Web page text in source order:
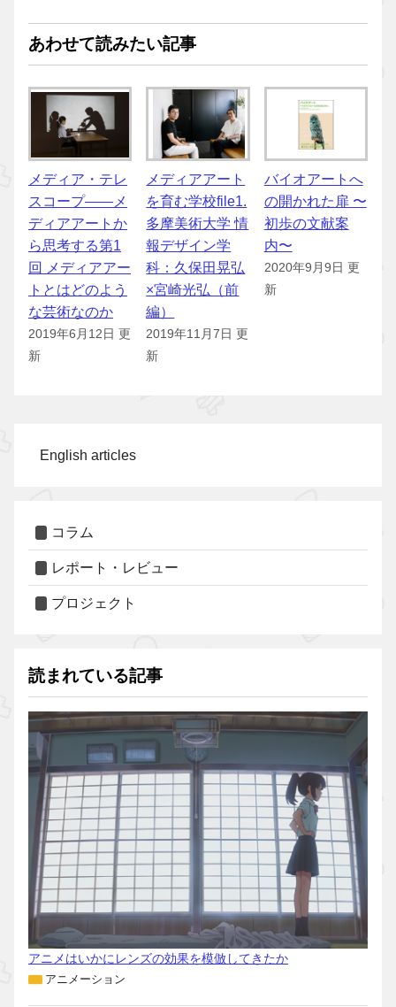
あわせて読みたい記事
メディア・テレ
スコープ——メ
ディアアートか
ら思考する第1
回 メディアアー
トとはどのよう
な芸術なのか
2019年6月12日 更
新
メディアアート
を育む学校file1.
多摩美術大学 情
報デザイン学
科：久保田晃弘
×宮崎光弘（前
編）
2019年11月7日 更
新
バイオアートへ
の開かれた扉 〜
初歩の文献案
内〜
2020年9月9日 更
新
English articles
コラム
レポート・レビュー
プロジェクト
読まれている記事
アニメはいかにレンズの効果を模倣してきたか
アニメーション